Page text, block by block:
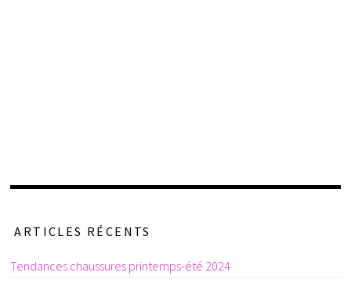
ARTICLES RÉCENTS
Tendances chaussures printemps-été 2024